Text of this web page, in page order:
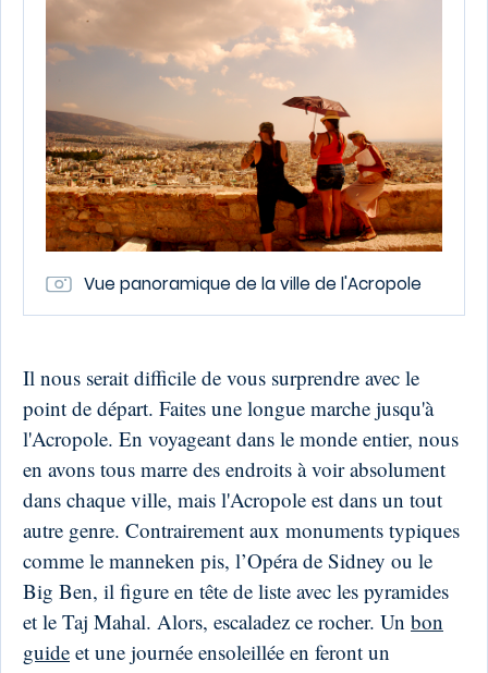
Vue panoramique de la ville de l'Acropole
Il nous serait difficile de vous surprendre avec le
point de départ. Faites une longue marche jusqu'à
l'Acropole. En voyageant dans le monde entier, nous
en avons tous marre des endroits à voir absolument
dans chaque ville, mais l'Acropole est dans un tout
autre genre. Contrairement aux monuments typiques
comme le manneken pis, l’Opéra de Sidney ou le
Big Ben, il figure en tête de liste avec les pyramides
et le Taj Mahal. Alors, escaladez ce rocher. Un bon
guide et une journée ensoleillée en feront un